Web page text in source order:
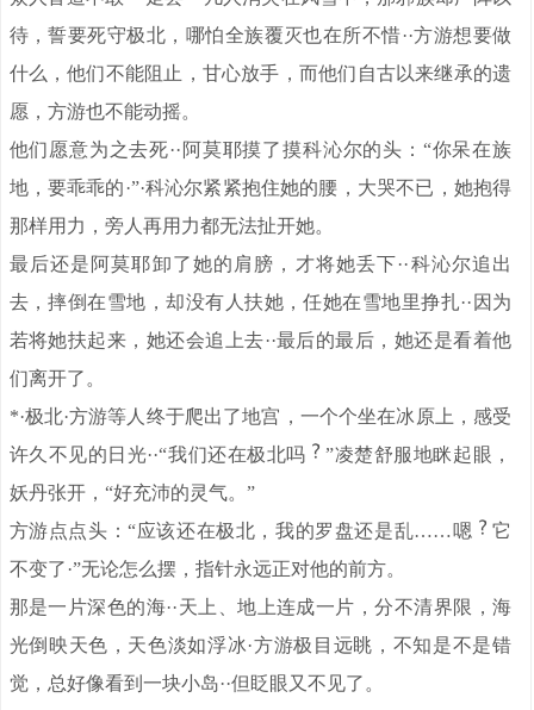
待，誓要死守极北，哪怕全族覆灭也在所不惜··方游想要做
什么，他们不能阻止，甘心放手，而他们自古以来继承的遗
愿，方游也不能动摇。
他们愿意为之去死··阿莫耶摸了摸科沁尔的头：“你呆在族
地，要乖乖的·”·科沁尔紧紧抱住她的腰，大哭不已，她抱得
那样用力，旁人再用力都无法扯开她。
最后还是阿莫耶卸了她的肩膀，才将她丢下··科沁尔追出
去，摔倒在雪地，却没有人扶她，任她在雪地里挣扎··因为
若将她扶起来，她还会追上去··最后的最后，她还是看着他
们离开了。
*·极北·方游等人终于爬出了地宫，一个个坐在冰原上，感受
许久不见的日光··“我们还在极北吗
”凌楚舒服地眯起眼，
妖丹张开，“好充沛的灵气。”
方游点点头：“应该还在极北，我的罗盘还是乱……嗯
它
不变了·”无论怎么摆，指针永远正对他的前方。
那是一片深色的海··天上、地上连成一片，分不清界限，海
光倒映天色，天色淡如浮冰·方游极目远眺，不知是不是错
觉，总好像看到一块小岛··但眨眼又不见了。